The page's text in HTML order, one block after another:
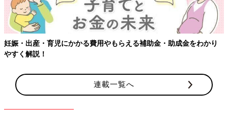
妊娠・出産・育児にかかる費用やもらえる補助金・助成金をわかり
やすく解説！
連載一覧へ